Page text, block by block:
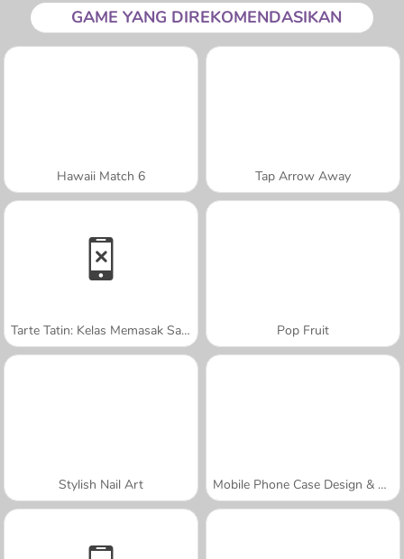
GAME YANG DIREKOMENDASIKAN
Hawaii Match 6 Tap Arrow Away
Tarte Tatin: Kelas Memasak Sara Pop Fruit
Stylish Nail Art Mobile Phone Case Design & DIY